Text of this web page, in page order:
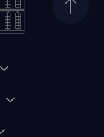
Haut